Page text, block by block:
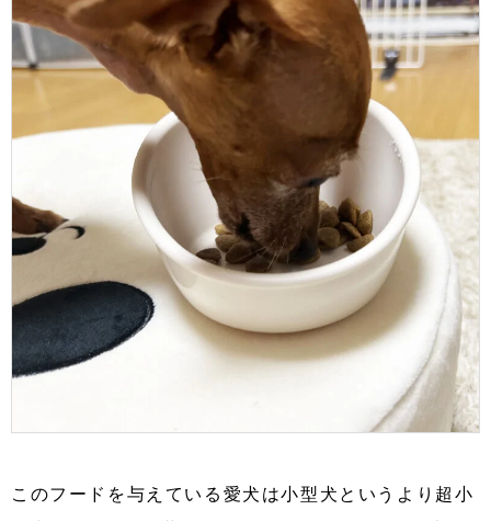
このフードを与えている愛犬は小型犬というより超小